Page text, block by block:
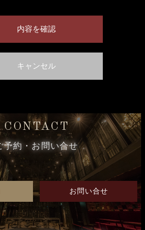
CONTACT
予約・お問い合せ
お問い合せ